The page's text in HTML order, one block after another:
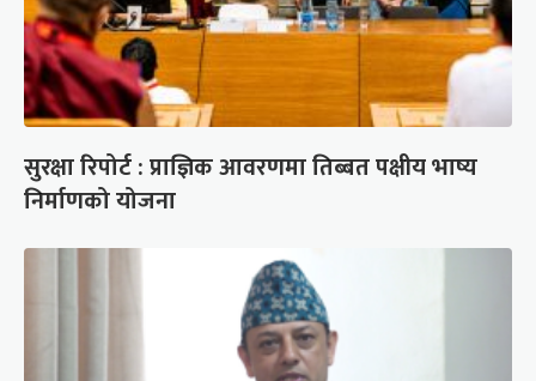
सुरक्षा रिपोर्ट : प्राज्ञिक आवरणमा तिब्बत पक्षीय भाष्य
निर्माणको योजना